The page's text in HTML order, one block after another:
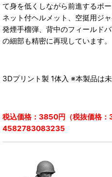
て身を低くしながら前進するポ
ネット付ヘルメット、空挺用ジ
発煙手榴弾、背中のフィールド
の細部も精密に再現しています。
3Dプリント製 1体入 ※本製品は
税込価格：3850円（税抜価格
4582783083235